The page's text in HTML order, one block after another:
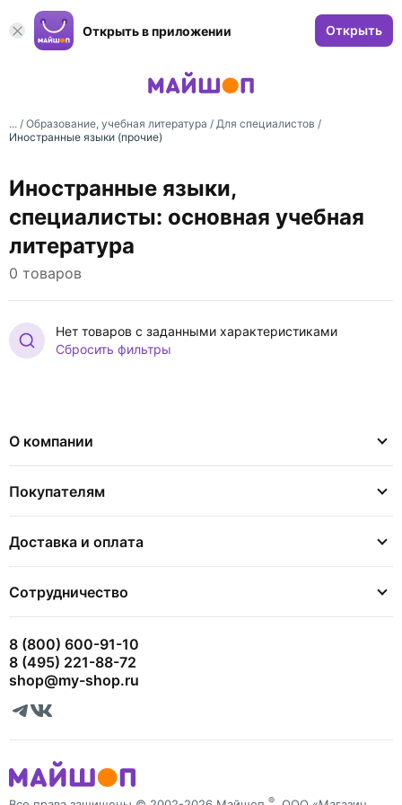
Открыть в приложении Открыть
... / Образование, учебная литература / Для специалистов /
Иностранные языки (прочие)
Иностранные языки,
специалисты: основная учебная
литература
0 товаров
Нет товаров с заданными характеристиками
Сбросить фильтры
О компании
Покупателям
Доставка и оплата
Сотрудничество
8 (800) 600-91-10
8 (495) 221-88-72
shop@my-shop.ru
®